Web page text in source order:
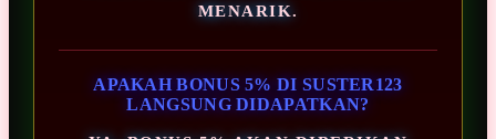
MENARIK.
APAKAH BONUS 5% DI SUSTER123
LANGSUNG DIDAPATKAN?